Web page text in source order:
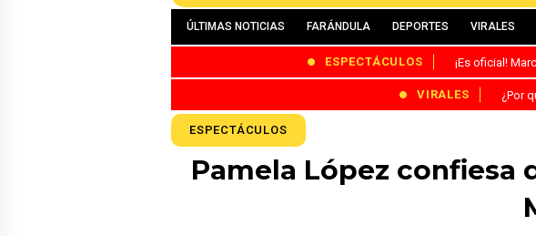
ÚLTIMAS NOTICIAS FARÁNDULA DEPORTES VIRALES
ESPECTÁCULOS ¡Es oficial!
VIRALES ¿Por
ESPECTÁCULOS
Pamela López confiesa